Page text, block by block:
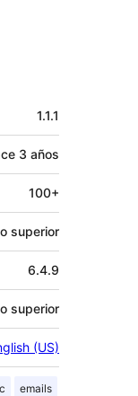
1.1.1
3 años
100+
superior
6.4.9
superior
(US)
emails